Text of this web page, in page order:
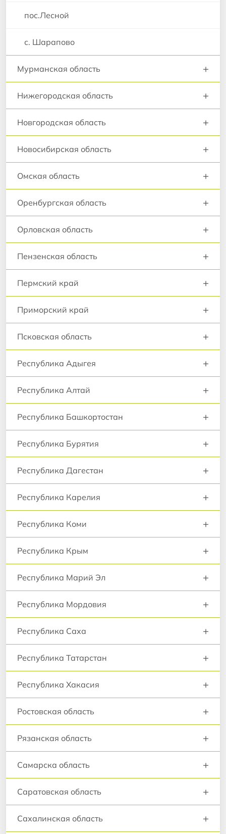
пос.Лесной
с. Шарапово
Мурманская область +
Нижегородская область +
Новгородская область +
Новосибирская область +
Омская область +
Оренбургская область +
Орловская область +
Пензенская область +
Пермский край +
Приморский край +
Псковская область +
Республика Адыгея +
Республика Алтай +
Республика Башкортостан +
Республика Бурятия +
Республика Дагестан +
Республика Карелия +
Республика Коми +
Республика Крым +
Республика Марий Эл +
Республика Мордовия +
Республика Саха +
Республика Татарстан +
Республика Хакасия +
Ростовская область +
Рязанская область +
Самарска область +
Саратовская область +
Сахалинская область +